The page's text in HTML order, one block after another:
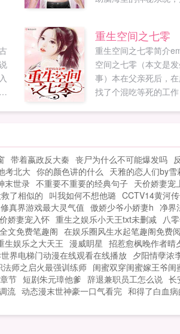
重生空间之七零
重生空间之七零简介
空间之七零（本文是
事）本在父亲死后，
找了个混吃等死的工
带着嬴政反大秦 丧尸为什么不可能爆发吗
考北大 你的颜色讲的什么 天雅的恋人们by雪
末世录 不重要不重要的经典句子 天价娇妻宠
了相似的 叫我如何不想他璐 CCTV14黄河
修真界游戏最大灵气值 傲娇少爷小娇妻h 净界
娇妻宠入怀 重生之娱乐小天王txt未删减 八
文免费笔趣阁 在娱乐圈风生水起笔趣阁免费
生娱乐之大天王 漫威眀星 招惹愈枫晚作者晴
界电梯门动漫在线观看在线播放 夕阳情孽浓
法师之启火最强训练师 闺蜜双穿闺蜜嫁王爷
节 短剧朱元璋他爹 辞退兼职员工怎么说 长
流 动态漫末世神豪一口气看完 和得了白血